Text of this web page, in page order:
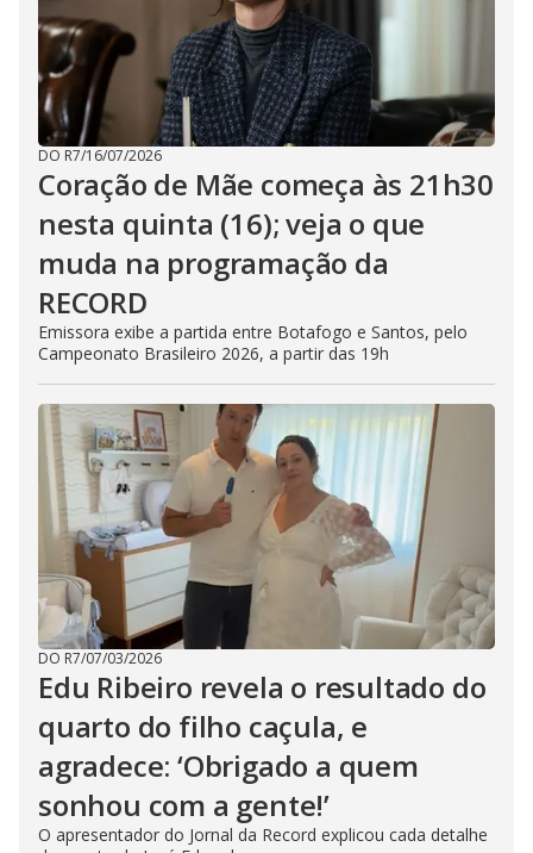
DO R7/16/07/2026
Coração de Mãe começa às 21h30
nesta quinta (16); veja o que
muda na programação da
RECORD
Emissora exibe a partida entre Botafogo e Santos, pelo
Campeonato Brasileiro 2026, a partir das 19h
DO R7/07/03/2026
Edu Ribeiro revela o resultado do
quarto do filho caçula, e
agradece: ‘Obrigado a quem
sonhou com a gente!’
O apresentador do Jornal da Record explicou cada detalhe